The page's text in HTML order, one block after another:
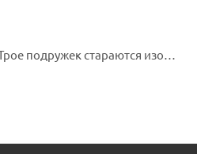
подружек стараются изо
Сити. Вместе с Мией